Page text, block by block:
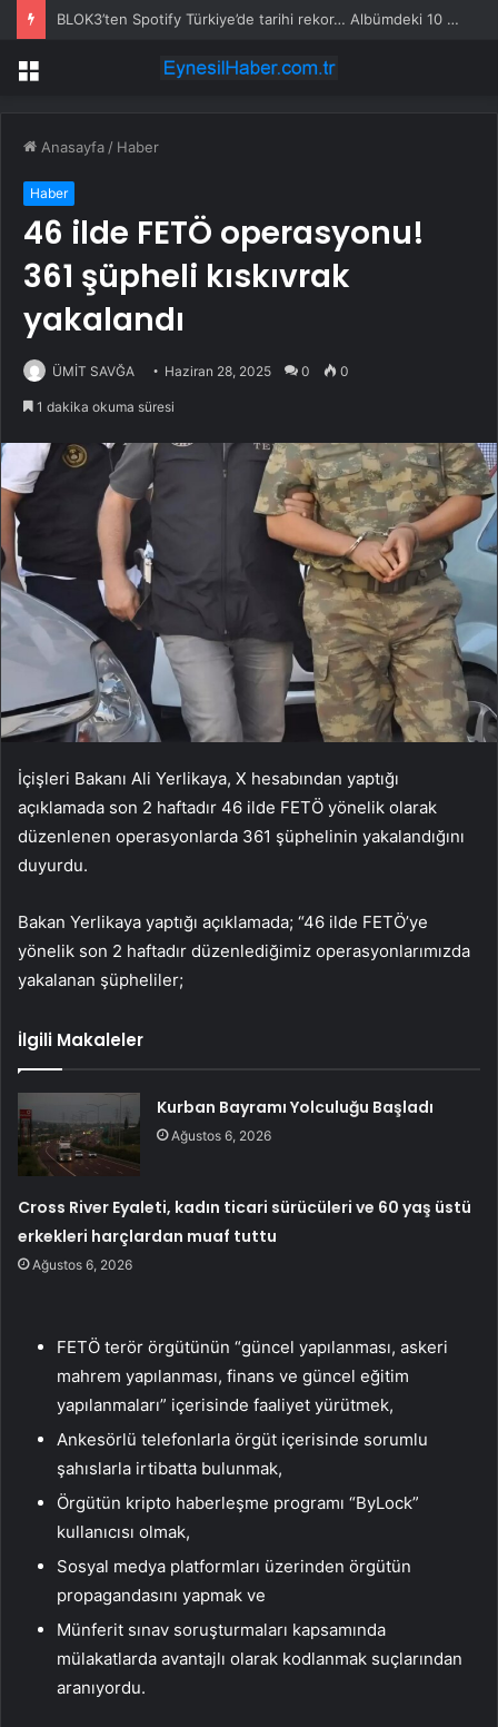
BLOK3’ten Spotify Türkiye’de tarihi rekor… Albümdeki 10 şarkının tamamı Top 50’ye girdi
Menü
Anasayfa / Haber
Haber
46 ilde FETÖ operasyonu!
361 şüpheli kıskıvrak
yakalandı
ÜMİT SAVĞA Haziran 28, 2025 0 0
1 dakika okuma süresi
İçişleri Bakanı Ali Yerlikaya, X hesabından yaptığı
açıklamada son 2 haftadır 46 ilde FETÖ yönelik olarak
düzenlenen operasyonlarda 361 şüphelinin yakalandığını
duyurdu.
Bakan Yerlikaya yaptığı açıklamada; “46 ilde FETÖ’ye
yönelik son 2 haftadır düzenlediğimiz operasyonlarımızda
yakalanan şüpheliler;
İlgili Makaleler
Kurban Bayramı Yolculuğu Başladı
Ağustos 6, 2026
Cross River Eyaleti, kadın ticari sürücüleri ve 60 yaş üstü
erkekleri harçlardan muaf tuttu
Ağustos 6, 2026
FETÖ terör örgütünün “güncel yapılanması, askeri
mahrem yapılanması, finans ve güncel eğitim
yapılanmaları” içerisinde faaliyet yürütmek,
Ankesörlü telefonlarla örgüt içerisinde sorumlu
şahıslarla irtibatta bulunmak,
Örgütün kripto haberleşme programı “ByLock”
kullanıcısı olmak,
Sosyal medya platformları üzerinden örgütün
propagandasını yapmak ve
Münferit sınav soruşturmaları kapsamında
mülakatlarda avantajlı olarak kodlanmak suçlarından
aranıyordu.